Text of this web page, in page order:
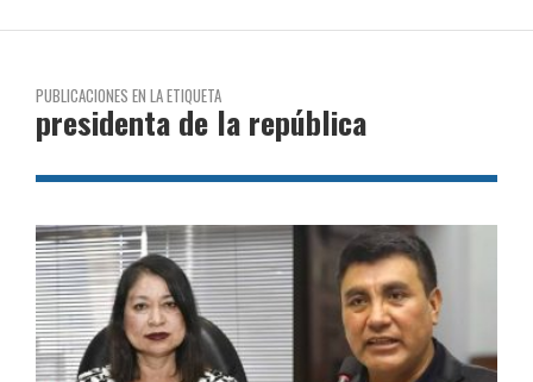
PUBLICACIONES EN LA ETIQUETA
presidenta de la república